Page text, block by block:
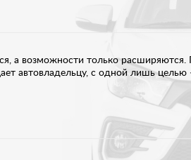
а возможности только расширяются.
автовладельцу, с одной лишь